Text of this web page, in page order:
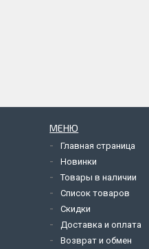
МЕНЮ
Главная страница
Новинки
Товары в наличии
Список товаров
Скидки
Доставка и оплата
Возврат и обмен